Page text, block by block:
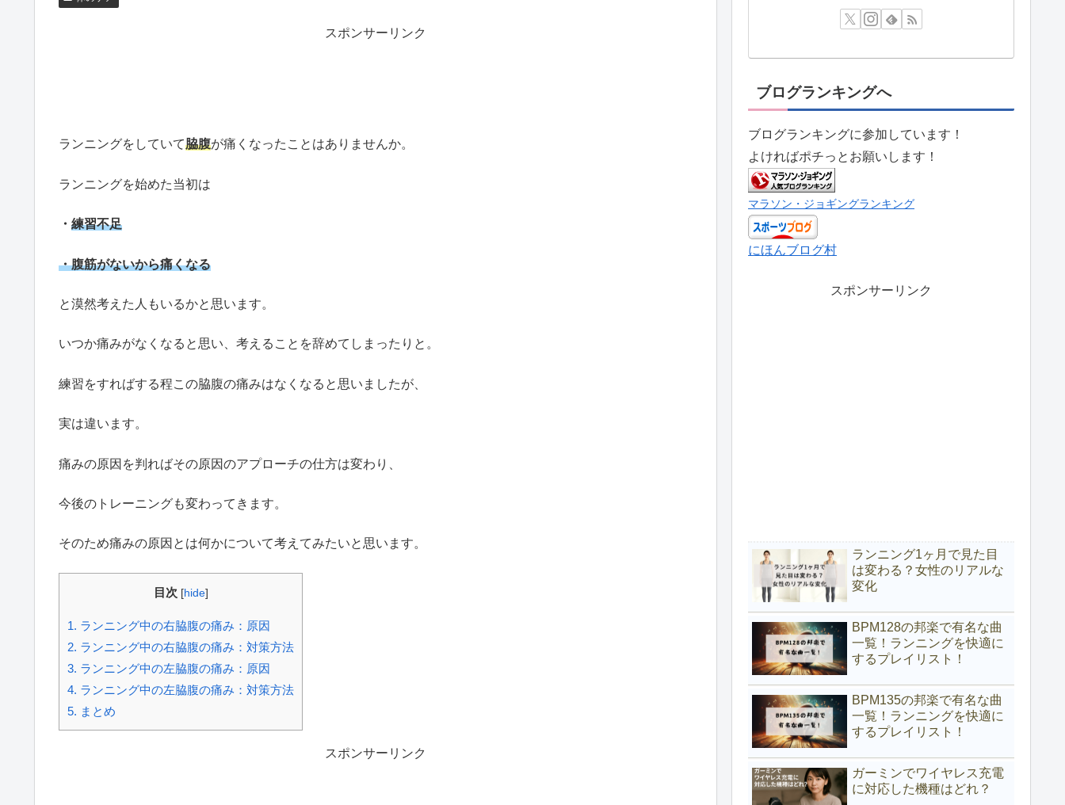
スポンサーリンク
ランニングをしていて脇腹が痛くなったことはありませんか。
ランニングを始めた当初は
・ 練習不足
・腹筋がないから痛くなる
と漠然考えた人もいるかと思います。
いつか痛みがなくなると思い、考えることを辞めてしまったりと。
練習をすればする程この脇腹の痛みはなくなると思いましたが、
実は違います。
痛みの原因を判ればその原因のアプローチの仕方は変わり、
今後のトレーニングも変わってきます。
そのため痛みの原因とは何かについて考えてみたいと思います。
目次 [hide]
1. ランニング中の右脇腹の痛み：原因
2. ランニング中の右脇腹の痛み：対策方法
3. ランニング中の左脇腹の痛み：原因
4. ランニング中の左脇腹の痛み：対策方法
5. まとめ
スポンサーリンク
ブログランキングへ
ブログランキングに参加しています！
よければポチっとお願いします！
マラソン・ジョギングランキング
にほんブログ村
スポンサーリンク
ランニング1ヶ月で見た目
は変わる？女性のリアルな
変化
BPM128の邦楽で有名な曲
一覧！ランニングを快適に
するプレイリスト！
BPM135の邦楽で有名な曲
一覧！ランニングを快適に
するプレイリスト！
ガーミンでワイヤレス充電
に対応した機種はどれ？